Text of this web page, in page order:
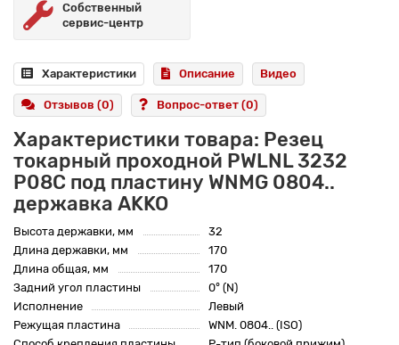
Собственный
сервис-центр
Характеристики Описание Видео
Отзывов (0) Вопрос-ответ (0)
Характеристики товара: Резец
токарный проходной PWLNL 3232
P08C под пластину WNMG 0804..
державка AKKO
Высота державки, мм
32
Длина державки, мм
170
Длина общая, мм
170
Задний угол пластины
0° (N)
Исполнение
Левый
Режущая пластина
WNM. 0804.. (ISO)